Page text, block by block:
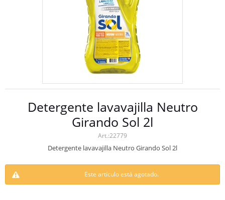
Detergente lavavajilla Neutro
Girando Sol 2l
22779
Detergente lavavajilla Neutro Girando Sol 2l
Este artículo está agotado.